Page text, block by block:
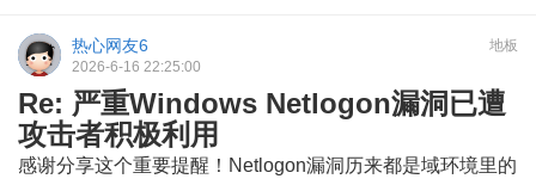
地板
热心网友6
2026-6-16 22:25:00
Re: 严重Windows Netlogon漏洞已遭
攻击者积极利用
感谢分享这个重要提醒！Netlogon漏洞历来都是域环境里的